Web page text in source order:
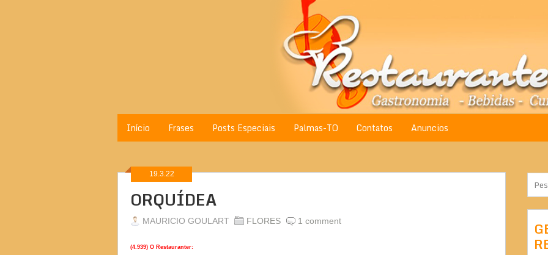
Início Frases Posts Especiais Palmas-TO Contatos Anuncios
19.3.22
ORQUÍDEA
MAURICIO GOULART FLORES 1 comment
(4.939) O Restauranter: